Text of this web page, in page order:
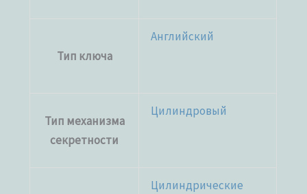
Тип ключа
Английский
Тип механизма
секретности
Цилиндровый
Цилиндрические